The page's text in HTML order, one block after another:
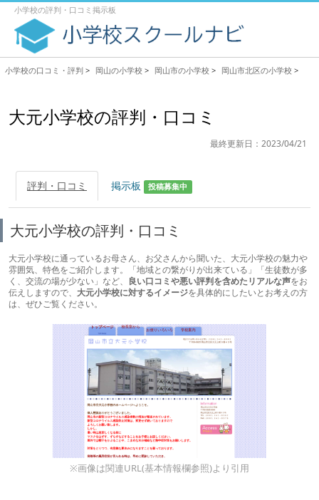
小学校の評判・口コミ掲示板
小学校の口コミ・評判 > 岡山の小学校 > 岡山市の小学校 > 岡山市北区の小学校 >
大元小学校の評判・口コミ
最終更新日：2023/04/21
評判・口コミ 掲示板 投稿募集中
大元小学校の評判・口コミ
大元小学校に通っているお母さん、お父さんから聞いた、大元小学校の魅力や
雰囲気、特色をご紹介します。「地域との繋がりが出来ている」「生徒数が多
く、交流の場が少ない」など、
良い口コミや悪い評判を含めたリアルな声をお
伝えしますので、 大元小学校に対するイメージを具体的にしたいとお考えの方
は、ぜひご覧ください。
※画像は関連URL(基本情報欄参照)より引用